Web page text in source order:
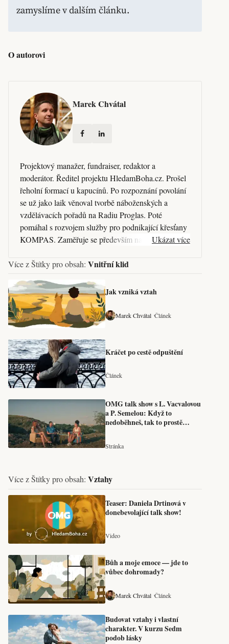
zamyslíme v dalším článku.
O autorovi
Marek Chvátal
Projektový manažer, fundraiser, redaktor a
moderátor. Ředitel projektu HledamBoha.cz. Prošel
řeholní formací u kapucínů. Po rozpoznání povolání
se už jako laik věnoval tvorbě náboženských a
vzdělávacích pořadů na Radiu Proglas. Poté
pomáhal s rozvojem služby pro podnikající křesťany
KOMPAS. Zaměřuje se především na propojování
projekty.
Ukázat více
Více z Štítky pro obsah: Vnitřní klid
Jak vzniká vztah
Marek Chvátal Článek
Kráčet po cestě odpuštění
Článek
OMG talk show s L. Vacvalovou
a P. Semelou: Když to
nedoběhneš, tak to prostě
dojdeš
Stránka
Více z Štítky pro obsah: Vztahy
Teaser: Daniela Drtinová v
donebevolající talk show!
Video
Bůh a moje emoce — jde to
vůbec dohromady?
Marek Chvátal Článek
Budovat vztahy i vlastní
charakter. V kurzu Sedm
podob lásky